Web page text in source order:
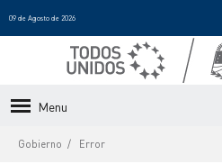
09 de Agosto de 2026
Menu
Gobierno Error